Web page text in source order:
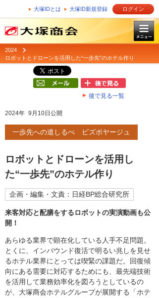
大塚IDとは 大塚ID新規登録 ログイン
2024
ロボットとドローンを活用した“一歩先”のホテル作り
後で見る一覧
2024年 9月10日公開
一歩先への道しるべ ビズボヤージュ
ロボットとドローンを活用し
た“一歩先”のホテル作り
企画・編集・文責：日経BP総合研究所
来客対応と配膳をするロボットの実演動画も公
開！
あらゆる業界で顕在化している人手不足問題。
とくに、インバウンド復活で明るい兆しを見せ
るホテル業界にとっては喫緊の課題だ。回復傾
向にある需要に対応するためにも、最先端技術
を活用して業務効率化を図ろうとしているの
が、大塚商会ホテルグループが展開する「ホテ